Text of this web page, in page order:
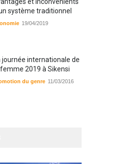
système traditionnel
19/04/2019
journée internationale de
femme 2019 à Sikensi
du genre 11/03/2016
partenaire